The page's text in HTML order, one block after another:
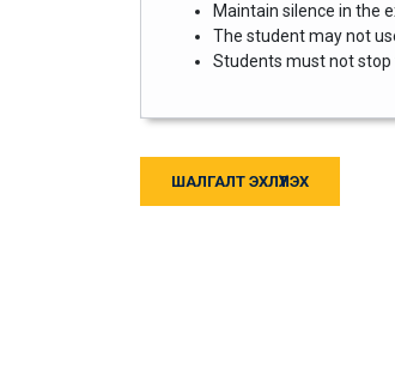
Maintain silence in the
The student may not
Students must not stop
ШАЛГАЛТ ЭХЛҮҮЛЭХ